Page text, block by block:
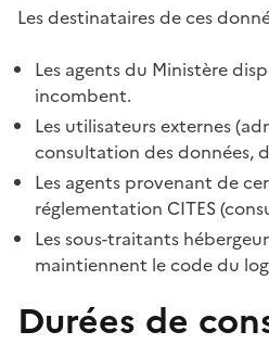
Les destinataires de ces
Les agents du Ministère
incombent.
Les utilisateurs externes
consultation des données,
Les agents provenant de
réglementation CITES
Les sous-traitants
maintiennent le code du
Durées de